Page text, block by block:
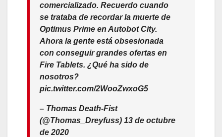
comercializado. Recuerdo cuando
se trataba de recordar la muerte de
Optimus Prime en Autobot City.
Ahora la gente está obsesionada
con conseguir grandes ofertas en
Fire Tablets. ¿Qué ha sido de
nosotros?
pic.twitter.com/2WooZwxoG5
– Thomas Death-Fist
(@Thomas_Dreyfuss) 13 de octubre
de 2020